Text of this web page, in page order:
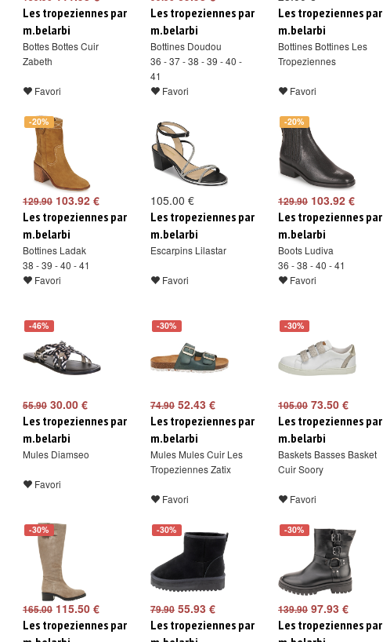
Les tropeziennes par
m.belarbi
Bottes Bottes Cuir
Zabeth
Favori
Les tropeziennes par
m.belarbi
Bottines Doudou
36 - 37 - 38 - 39 - 40 -
41
Favori
Les tropeziennes par
m.belarbi
Bottines Bottines Les
Tropeziennes
Favori
-20%
129.90 103.92 €
Les tropeziennes par
m.belarbi
Bottines Ladak
38 - 39 - 40 - 41
Favori
105.00 €
Les tropeziennes par
m.belarbi
Escarpins Lilastar
Favori
-20%
129.90 103.92 €
Les tropeziennes par
m.belarbi
Boots Ludiva
36 - 38 - 40 - 41
Favori
-46%
55.90 30.00 €
Les tropeziennes par
m.belarbi
Mules Diamseo
Favori
-30%
74.90 52.43 €
Les tropeziennes par
m.belarbi
Mules Mules Cuir Les
Tropeziennes Zatix
Favori
-30%
105.00 73.50 €
Les tropeziennes par
m.belarbi
Baskets Basses Basket
Cuir Soory
Favori
-30%
165.00 115.50 €
Les tropeziennes par
-30%
79.90 55.93 €
Les tropeziennes par
-30%
139.90 97.93 €
Les tropeziennes par